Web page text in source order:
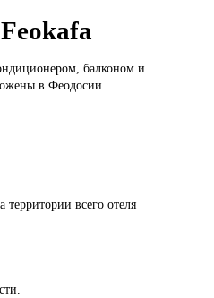
балконом и
в Феодосии.
территории всего отеля